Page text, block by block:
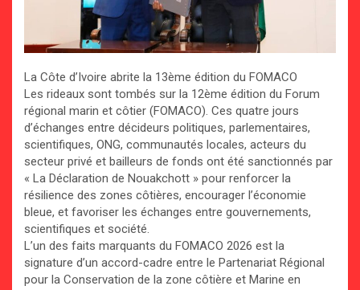
La Côte d’Ivoire abrite la 13ème édition du FOMACO
Les rideaux sont tombés sur la 12ème édition du Forum
régional marin et côtier (FOMACO). Ces quatre jours
d’échanges entre décideurs politiques, parlementaires,
scientifiques, ONG, communautés locales, acteurs du
secteur privé et bailleurs de fonds ont été sanctionnés par
« La Déclaration de Nouakchott » pour renforcer la
résilience des zones côtières, encourager l’économie
bleue, et favoriser les échanges entre gouvernements,
scientifiques et société.
L’un des faits marquants du FOMACO 2026 est la
signature d’un accord-cadre entre le Partenariat Régional
pour la Conservation de la zone côtière et Marine en